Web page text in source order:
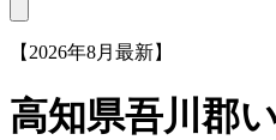
【2026年8月最新】
高知県吾川郡